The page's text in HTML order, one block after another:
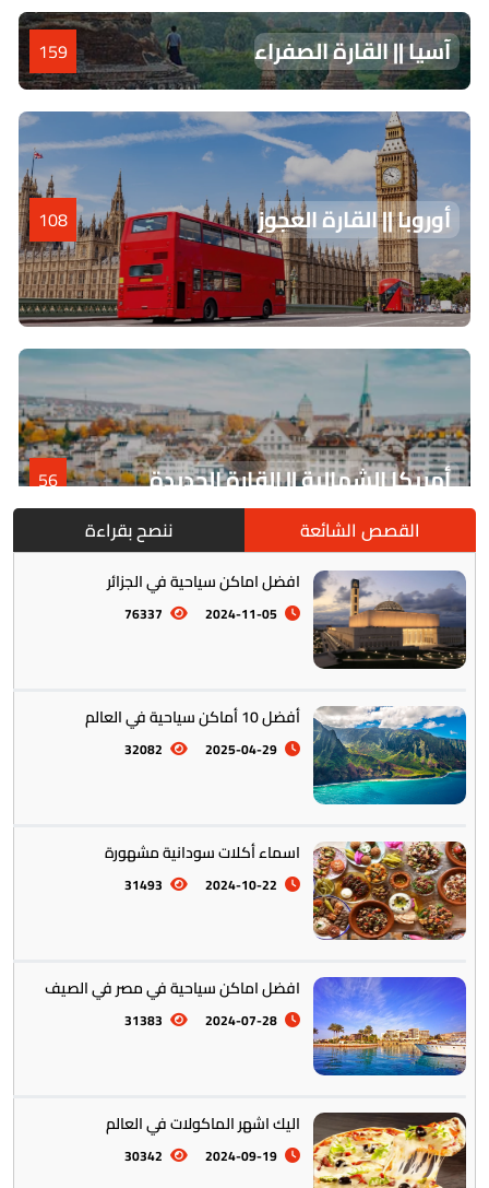
آسيا || القارة الصفراء 159
أوروبا || القارة العجوز 108
أمريكا الشمالية || القارة الجديدة 56
أمريكا الجنوبية || القارة اللاتينية
أستراليا || أوقيانوسيا
القصص الشائعة ننصح بقراءة
افضل اماكن سياحية في الجزائر
2024-11-05
76337
أفضل 10 أماكن سياحية في العالم
2025-04-29
32082
اسماء أكلات سودانية مشهورة
2024-10-22
31493
افضل اماكن سياحية في مصر في الصيف
2024-07-28
31383
اليك اشهر الماكولات في العالم
2024-09-19
30342